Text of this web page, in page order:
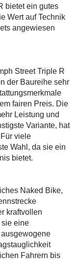
bietet ein gutes
Wert auf Technik
angewiesen
Street Triple R
der Baureihe sehr
fairen Preis. Die
Leistung und
Variante, hat
viele
Wahl, da sie ein
bietet.
Naked Bike,
kraftvollen
sie eine
Fahrern bis